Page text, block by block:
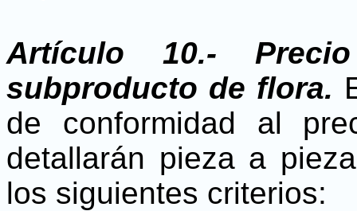
Artículo 10.-
subproducto de flora.
de conformidad al
detallarán pieza a
los siguientes criterios: